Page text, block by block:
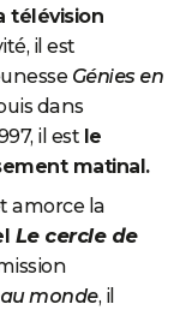
télévision
il est
Génies en
dans
il est le
matinal.
amorce la
Le cercle de
monde, il